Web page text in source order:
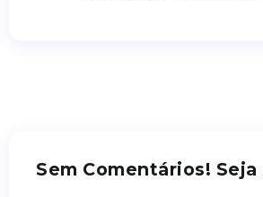
Sem Comentários!